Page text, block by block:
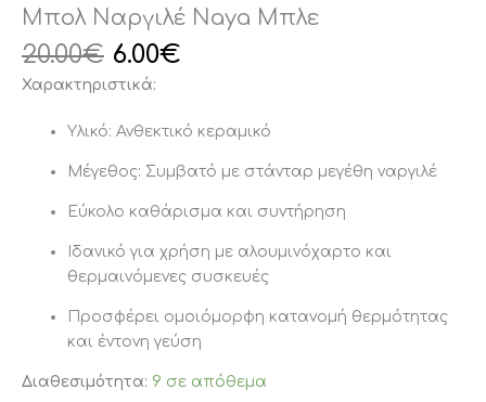
Μπολ Ναργιλέ Naya Μπλε
20.00€ 6.00€
Χαρακτηριστικά:
Υλικό: Ανθεκτικό κεραμικό
Μέγεθος: Συμβατό με στάνταρ μεγέθη ναργιλέ
Εύκολο καθάρισμα και συντήρηση
Ιδανικό για χρήση με αλουμινόχαρτο και
θερμαινόμενες συσκευές
Προσφέρει ομοιόμορφη κατανομή θερμότητας
και έντονη γεύση
Διαθεσιμότητα: 9 σε απόθεμα